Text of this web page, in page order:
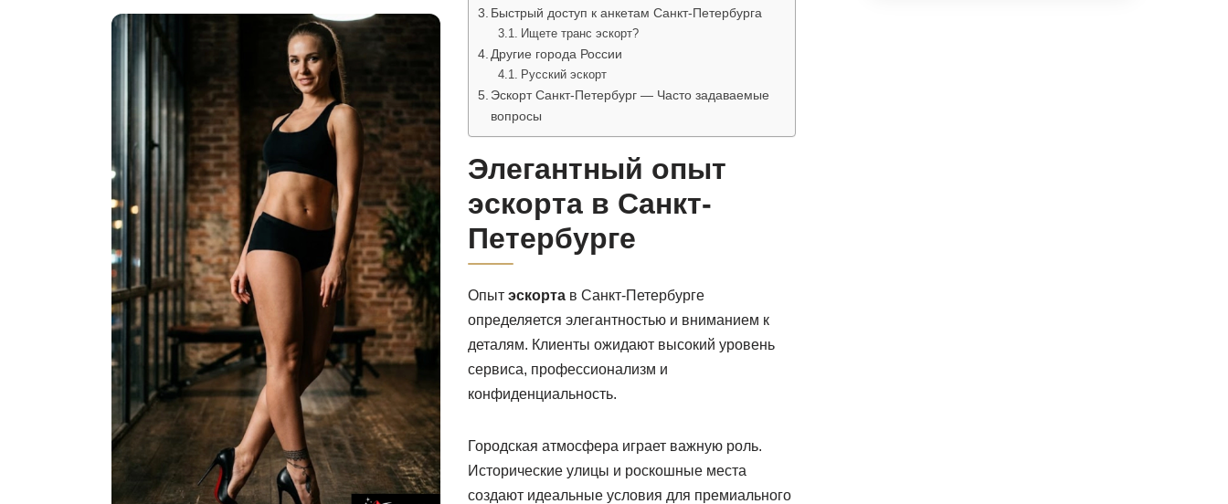
Быстрый доступ к анкетам Санкт-Петербурга
Ищете транс эскорт?
Другие города России
Русский эскорт
Эскорт Санкт-Петербург — Часто задаваемые
вопросы
Элегантный опыт
эскорта в Санкт-
Петербурге
Опыт эскортав Санкт-Петербурге
определяется элегантностью и вниманием к
деталям. Клиенты ожидают высокий уровень
сервиса, профессионализм и
конфиденциальность.
Городская атмосфера играет важную роль.
Исторические улицы и роскошные места
создают идеальные условия для премиального